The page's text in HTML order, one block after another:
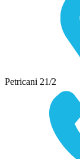
Petricani 21/2